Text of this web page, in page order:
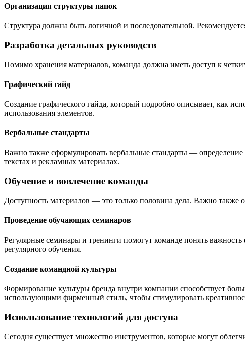
Организация структуры папок
Структура должна быть логичной и последовательной.
Разработка детальных руководств
Помимо хранения материалов, команда должна иметь доступ к
Графический гайд
Создание графического гайда, который подробно описывает, как
использования элементов.
Вербальные стандарты
Важно также сформулировать вербальные стандарты — определение
текстах и рекламных материалах.
Обучение и вовлечение команды
Доступность материалов — это только половина дела. Важно также
Проведение обучающих семинаров
Регулярные семинары и тренинги помогут команде понять
регулярного обучения.
Создание командной культуры
Формирование культуры бренда внутри компании способствует
использующими фирменный стиль, чтобы стимулировать
Использование технологий для доступа
Сегодня существует множество инструментов, которые могут